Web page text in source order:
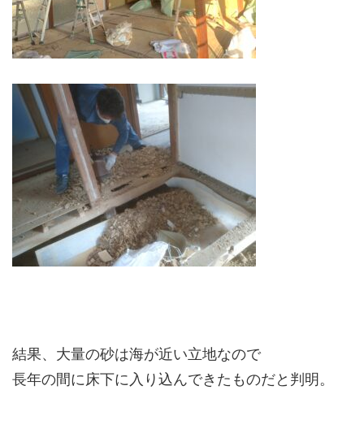
結果、大量の砂は海が近い立地なので
長年の間に床下に入り込んできたものだと判明。